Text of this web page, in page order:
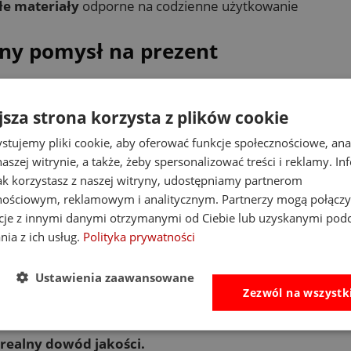
materiały odporne na codzienne użytkowanie
pomysł na prezent
się na urodziny, Dzień Dziecka i Święta.
zabawy, stylu i praktyczności – czyli
warto kupić w Proste
na bezpieczeństwo i certyfikaty
produkty trwałe, nie jednorazowe
– nie sprzedajemy wszystkiego
realny dowód jakości.
strona korzysta z plików cookie
pliki cookie, aby oferować funkcje społecznościowe,
witrynie, a także, żeby spersonalizować treści i reklamy.
korzystasz z naszej witryny, udostępniamy partnerom
reklamowym i analitycznym. Partnerzy mogą
z innymi danymi otrzymanymi od Ciebie lub uzyskanymi
z ich usług. Polityka prywatności
Zezwól na
Ustawienia zaawansowane